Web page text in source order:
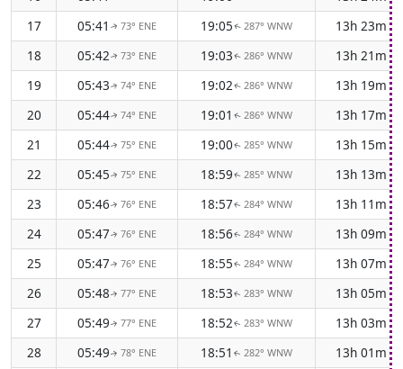
17
05:41 ↑73° ENE 19:05↑ 287° WNW
13h 23m
18
05:42↑73° ENE 19:03↑ 286° WNW
13h 21m
19
05:43↑ 74° ENE 19:02↑ 286° WNW
13h 19m
20
05:44↑ 74° ENE 19:01 ↑ 286° WNW
13h 17m
21
05:44↑ 75° ENE 19:00↑ 285° WNW
13h 15m
22
05:45↑ 75° ENE 18:59↑ 285° WNW
13h 13m
23
05:46↑ 76° ENE 18:57↑ 284° WNW
13h 11m
24
05:47↑ 76° ENE 18:56↑ 284° WNW
13h 09m
25
05:47↑ 76° ENE 18:55↑ 284° WNW
13h 07m
26
05:48↑ 77° ENE 18:53↑ 283° WNW
13h 05m
27
05:49↑ 77° ENE 18:52↑ 283° WNW
13h 03m
28
05:49↑ 78° ENE 18:51 ↑ 282° WNW 13h 01m